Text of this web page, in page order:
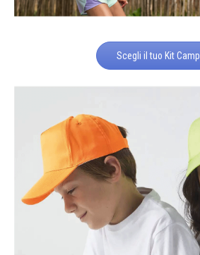
Scegli il tuo Kit Camp